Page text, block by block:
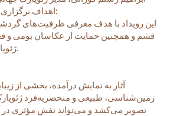
اهداف برگزاری این نمایشگاه گفت:
این رویداد با هدف معرفی ظرفیت‌های
قشم و همچنین حمایت از عکاسان بومی و
ژئوپارک برگزار می‌شود.
آثار به نمایش درآمده، بخشی از
زمین‌شناسی، طبیعی و منحصربه‌فرد
تصویر می‌کشد و می‌تواند نقش مؤثری